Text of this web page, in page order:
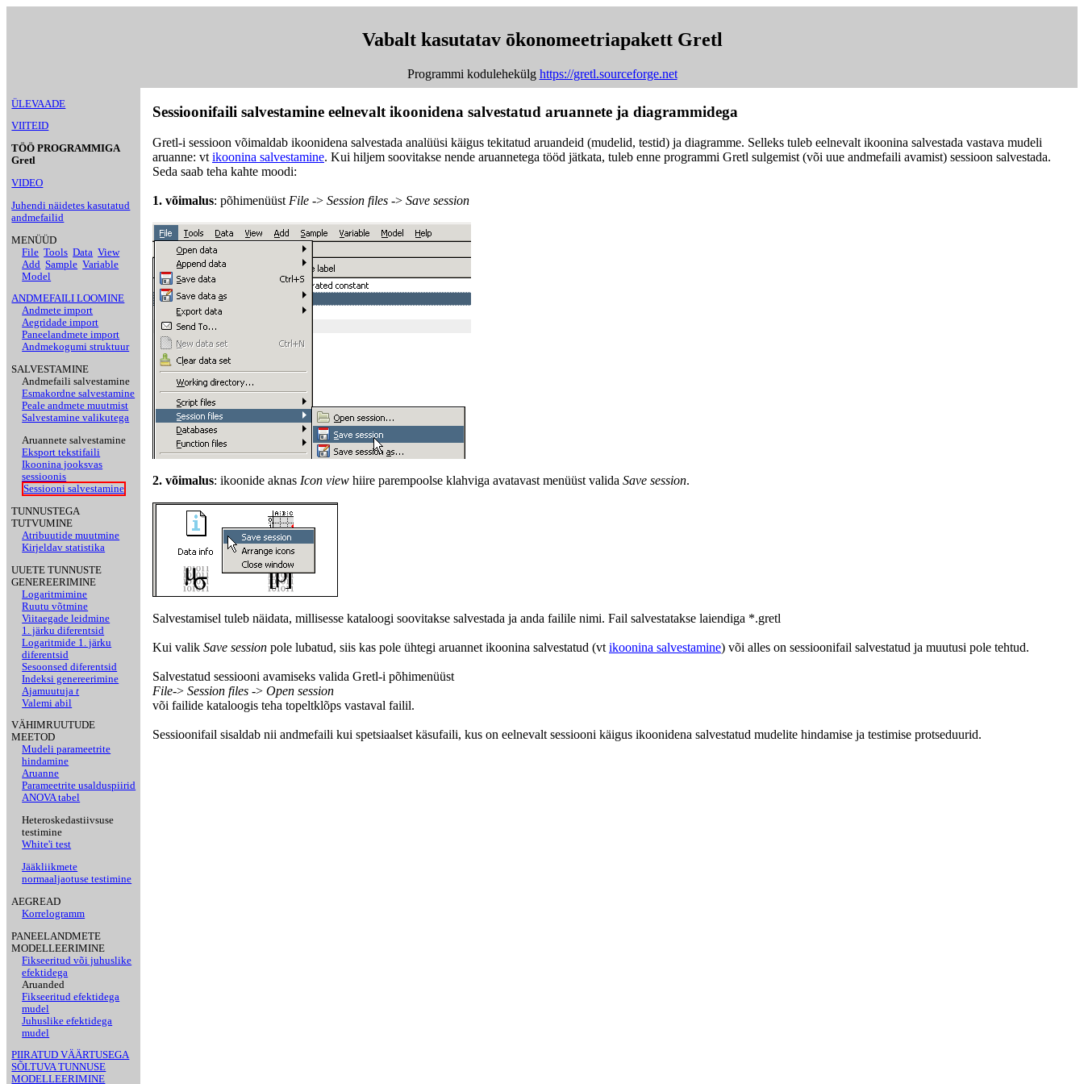
Vabalt kasutatav ōkonomeetriapakett Gretl
Programmi kodulehekülg https://gretl.sourceforge.net
ÜLEVAADE
VIITEID
TÖÖ PROGRAMMIGA
Gretl
VIDEO
Juhendi näidetes kasutatud
andmefailid
MENÜÜD
File Tools Data View
Add Sample Variable
Model
ANDMEFAILI LOOMINE
Andmete import
Aegridade import
Paneelandmete import
Andmekogumi struktuur
SALVESTAMINE
Andmefaili salvestamine
Esmakordne salvestamine
Peale andmete muutmist
Salvestamine valikutega
Aruannete salvestamine
Eksport tekstifaili
Ikoonina jooksvas
sessioonis
Sessiooni salvestamine
TUNNUSTEGA
TUTVUMINE
Atribuutide muutmine
Kirjeldav statistika
UUETE TUNNUSTE
GENEREERIMINE
Logaritmimine
Ruutu võtmine
Viitaegade leidmine
1. järku diferentsid
Logaritmide 1. järku
diferentsid
Sesoonsed diferentsid
Indeksi genereerimine
Ajamuutujat
Valemi abil
VÄHIMRUUTUDE
MEETOD
Mudeli parameetrite
hindamine
Aruanne
Parameetrite usalduspiirid
ANOVA tabel
Heteroskedastiivsuse
testimine
White'i test
Jääkliikmete
normaaljaotuse testimine
AEGREAD
Korrelogramm
PANEELANDMETE
MODELLEERIMINE
Fikseeritud või juhuslike
efektidega
Aruanded
Fikseeritud efektidega
mudel
Juhuslike efektidega
mudel
PIIRATUD VÄÄRTUSEGA
SÕLTUVA TUNNUSE
MODELLEERIMINE
Sessioonifaili salvestamine eelnevalt ikoonidena salvestatud aruannete ja diagrammidega
Gretl-i sessioon võimaldab ikoonidena salvestada analüüsi käigus tekitatud aruandeid (mudelid, testid) ja diagramme. Selleks tuleb eelnevalt ikoonina salvestada vastava mudeli
aruanne: vt ikoonina salvestamine. Kui hiljem soovitakse nende aruannetega tööd jätkata, tuleb enne programmi Gretl sulgemist (või uue andmefaili avamist) sessioon salvestada.
Seda saab teha kahte moodi:
1. võimalus: põhimenüüst File -> Session files -> Save session
2. võimalus: ikoonide aknas Icon view hiire parempoolse klahviga avatavast menüüst valida Save session.
Salvestamisel tuleb näidata, millisesse kataloogi soovitakse salvestada ja anda failile nimi. Fail salvestatakse laiendiga *.gretl
Kui valik Save session pole lubatud, siis kas pole ühtegi aruannet ikoonina salvestatud (vt ikoonina salvestamine) või alles on sessioonifail salvestatud ja muutusi pole tehtud.
Salvestatud sessiooni avamiseks valida Gretl-i põhimenüüst
File-> Session files -> Open session
või failide kataloogis teha topeltklõps vastaval failil.
Sessioonifail sisaldab nii andmefaili kui spetsiaalset käsufaili, kus on eelnevalt sessiooni käigus ikoonidena salvestatud mudelite hindamise ja testimise protseduurid.